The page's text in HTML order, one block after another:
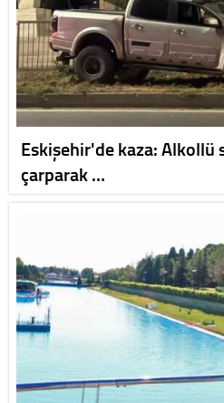
Eskişehir'de kaza: Alkollü
çarparak …